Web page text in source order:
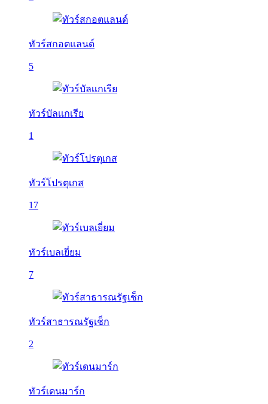
ทัวร์สกอตแลนด์
5
ทัวร์บัลเเกเรีย
1
ทัวร์โปรตุเกส
17
ทัวร์เบลเยี่ยม
7
ทัวร์สาธารณรัฐเช็ก
2
ทัวร์เดนมาร์ก